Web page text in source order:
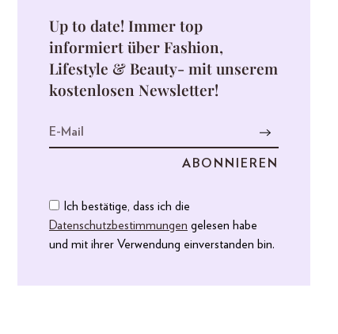
Up to date! Immer top
informiert über Fashion,
Lifestyle & Beauty- mit unserem
kostenlosen Newsletter!
Ich bestätige, dass ich die
Datenschutzbestimmungen gelesen habe
und mit ihrer Verwendung einverstanden bin.